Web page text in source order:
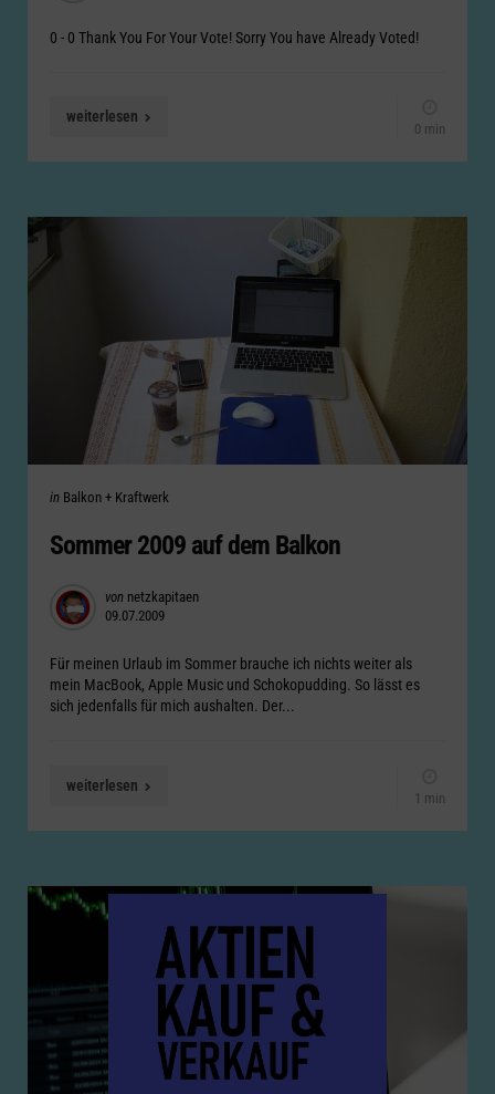
0 - 0 Thank You For Your Vote! Sorry You have Already Voted!
weiterlesen
0 min
Categories
Posted
in Balkon + Kraftwerk
Sommer 2009 auf dem Balkon
Posted
by
von netzkapitaen
09.07.2009
Für meinen Urlaub im Sommer brauche ich nichts weiter als
mein MacBook, Apple Music und Schokopudding. So lässt es
sich jedenfalls für mich aushalten. Der...
weiterlesen
1 min